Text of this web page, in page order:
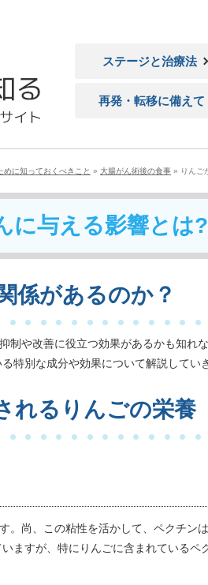
ステージと治療法
再発・転移に備えて
に知っておくべきこと » 大腸がん術後の食事 » りんご
に与える影響とは?
係があるのか？
制や改善に役立つ効果があるかも知れ
特別な成分や効果について解説してい
れるりんごの栄養
尚、この粘性を活かして、ペクチン
ますが、特にりんごに含まれているペ